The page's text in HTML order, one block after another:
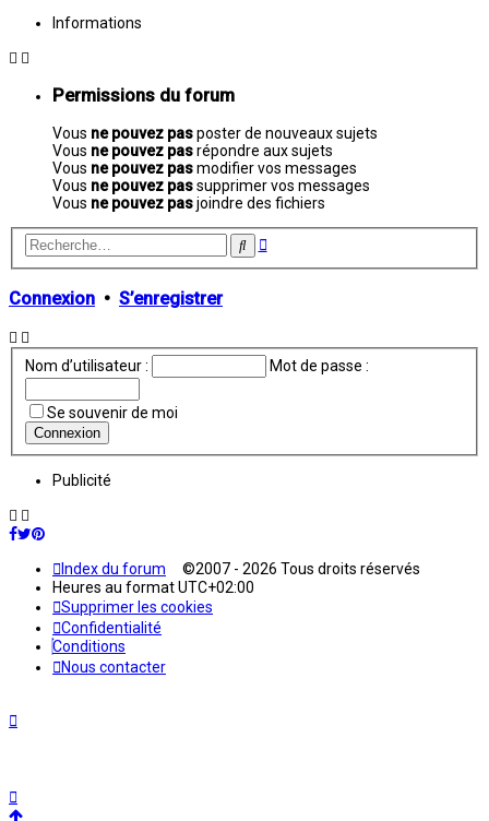
Informations
Permissions du forum
Vous ne pouvez pasposter de nouveaux sujets
Vous ne pouvez pasrépondre aux sujets
Vous ne pouvez pasmodifier vos messages
Vous ne pouvez passupprimer vos messages
Vous ne pouvez pasjoindre des fichiers
Rechercher
Recherche
Connexion • S’enregistrer
Nom d’utilisateur : Mot de passe :
Se souvenir de moi
Publicité
Index du forum ©2007 - 2026 Tous droits réservés
Heures au formatUTC+02:00
Supprimer les cookies
Confidentialité
Conditions
Nous contacter